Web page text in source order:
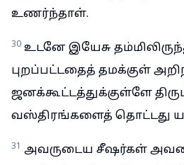
உணர்ந்தாள்.
30 உடனே இயேசு
புறப்பட்டதைத் தமக்குள்
ஜனக்கூட்டத்துக்குள்ளே
வஸ்திரங்களைத் தொட்டது
31 அவருடைய சீஷர்கள்